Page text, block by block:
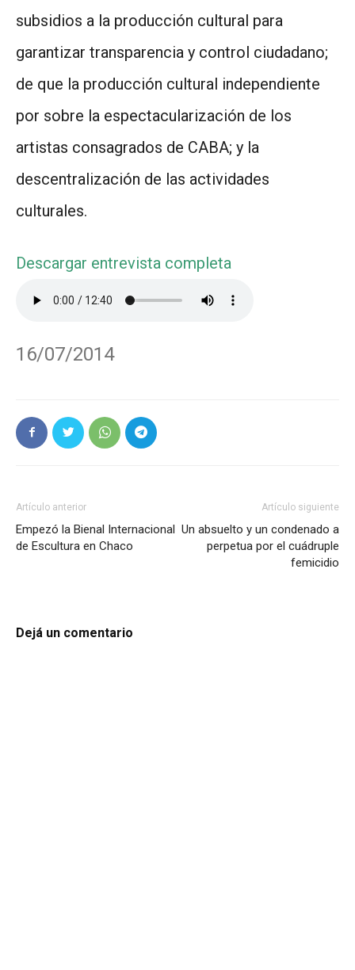
subsidios a la producción cultural para
garantizar transparencia y control ciudadano;
de que la producción cultural independiente
por sobre la espectacularización de los
artistas consagrados de CABA; y la
descentralización de las actividades
culturales.
Descargar entrevista completa
16/07/2014
Artículo anterior
Empezó la Bienal Internacional
de Escultura en Chaco
Artículo siguiente
Un absuelto y un condenado a
perpetua por el cuádruple
femicidio
Dejá un comentario